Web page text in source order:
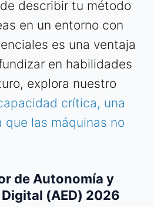
describir tu método
en un entorno con
es una ventaja
en habilidades
explora nuestro
crítica, una
que las máquinas no
de Autonomía y
(AED) 2026